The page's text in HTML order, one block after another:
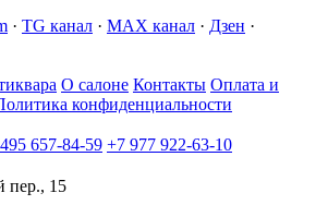
· TG канал · MAX канал · Дзен ·
О салоне Контакты Оплата и
конфиденциальности
657-84-59 +7 977 922-63-10
пер., 15